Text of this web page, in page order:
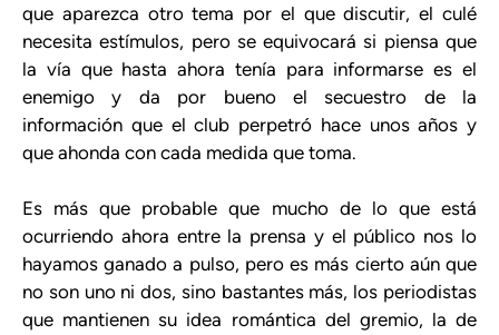
que aparezca otro tema por el que discutir, el culé
necesita estímulos, pero se equivocará si piensa que
la vía que hasta ahora tenía para informarse es el
enemigo y da por bueno el secuestro de la
información que el club perpetró hace unos años y
que ahonda con cada medida que toma.
Es más que probable que mucho de lo que está
ocurriendo ahora entre la prensa y el público nos lo
hayamos ganado a pulso, pero es más cierto aún que
no son uno ni dos, sino bastantes más, los periodistas
que mantienen su idea romántica del gremio, la de